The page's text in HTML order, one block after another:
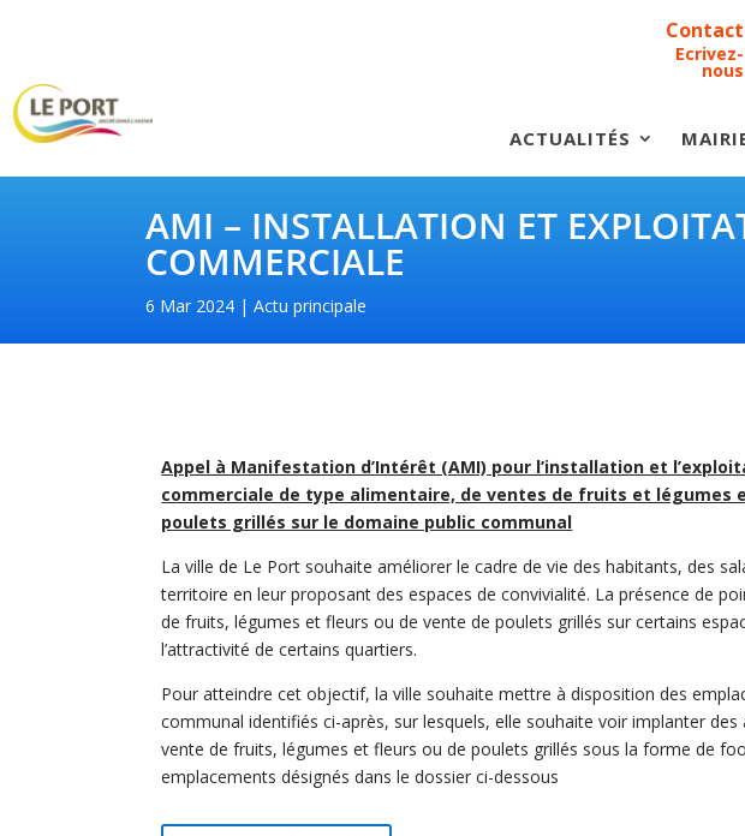
Contact
Ecrivez-
nous
ACTUALITÉS
AMI – INSTALLATION ET
COMMERCIALE
6 Mar 2024 Actu principale
Appel à Manifestation d’Intérêt (AMI) pour l’installation et
commerciale de type alimentaire, de ventes de fruits et légumes
poulets grillés sur le domaine public communal
La ville de Le Port souhaite améliorer le cadre de vie des habitants, des
territoire en leur proposant des espaces de convivialité. La présence de
de fruits, légumes et fleurs ou de vente de poulets grillés sur certains
l’attractivité de certains quartiers.
Pour atteindre cet objectif, la ville souhaite mettre à disposition des
communal identifiés ci-après, sur lesquels, elle souhaite voir implanter
vente de fruits, légumes et fleurs ou de poulets grillés sous la forme de
emplacements désignés dans le dossier ci-dessous